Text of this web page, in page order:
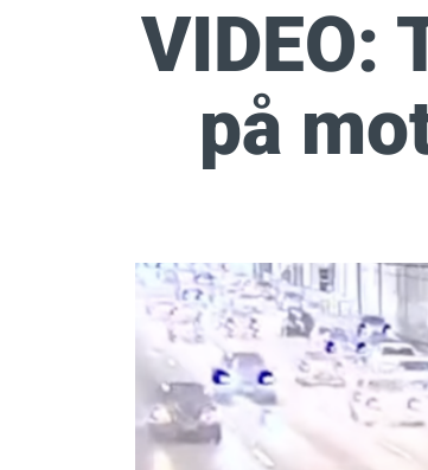
VIDEO:
på